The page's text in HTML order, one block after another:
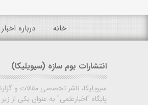
خانه درباره
انتشارات بوم سازه (سیویلیکا)
سیویلیکا، ناشر تخصصی مقالات و
پایگاه "اخبارعلمی" به عنوان یکی از